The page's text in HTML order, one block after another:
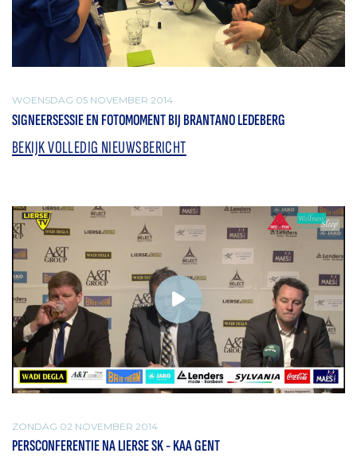
WOENSDAG 05 NOVEMBER 2014
SIGNEERSESSIE EN FOTOMOMENT BIJ BRANTANO LEDEBERG
BEKIJK VOLLEDIG NIEUWSBERICHT
ZONDAG 02 NOVEMBER 2014
PERSCONFERENTIE NA LIERSE SK - KAA GENT